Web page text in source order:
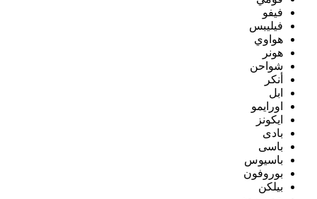
فيفو
فيليبس
هواوي
هونر
شواحن
أنكر
ابل
اورايمو
ايكونز
بادى
باسى
باسيوس
بوروفون
بيلكن